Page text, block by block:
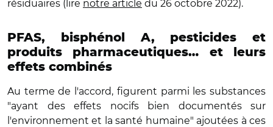
résiduaires (lire notre article du 26 octobre 2022).
PFAS, bisphénol A, pesticides et
produits pharmaceutiques… et leurs
effets combinés
Au terme de l'accord, figurent parmi les substances
"ayant des effets nocifs bien documentés sur
l'environnement et la santé humaine" ajoutées à ces